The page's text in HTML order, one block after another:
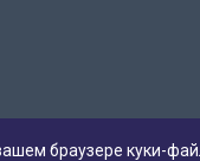
браузере куки-